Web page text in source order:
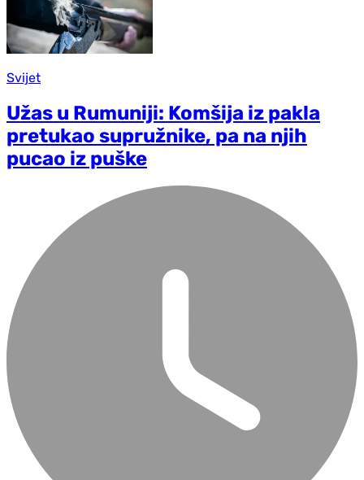
Svijet
Užas u Rumuniji: Komšija iz pakla
pretukao supružnike, pa na njih
pucao iz puške